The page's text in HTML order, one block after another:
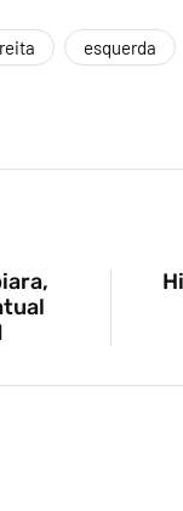
esquerda